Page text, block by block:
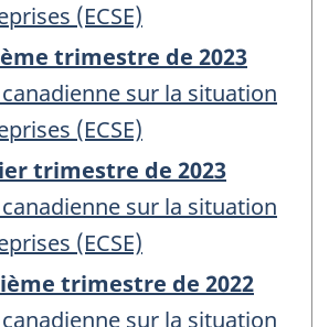
(ECSE)
trimestre de 2023
sur la situation
(ECSE)
trimestre de 2023
sur la situation
(ECSE)
trimestre de 2022
sur la situation